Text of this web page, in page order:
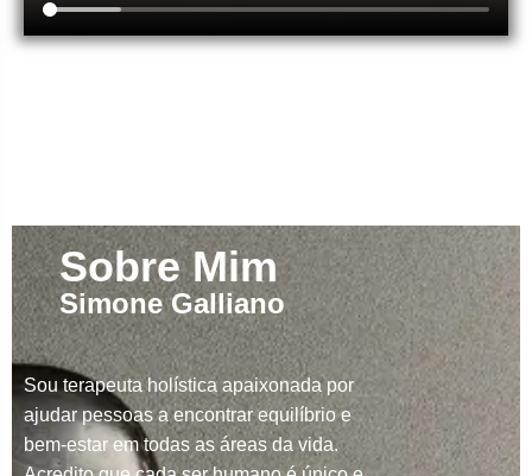
Sobre Mim
Simone Galliano
Sou terapeuta holística apaixonada por
ajudar pessoas a encontrar equilíbrio e
bem-estar em todas as áreas da vida.